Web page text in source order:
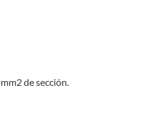
de sección.